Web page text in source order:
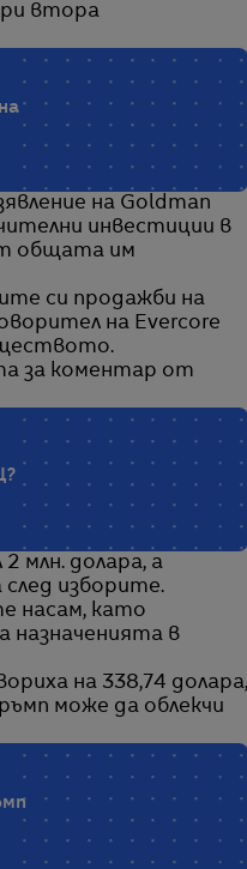
втора
на Goldman
инвестиции в
общата им
си продажби на
на Evercore
за коментар от
млн. долара, а
изборите.
насам, като
назначенията в
на 338,74 долара,
може да облекчи